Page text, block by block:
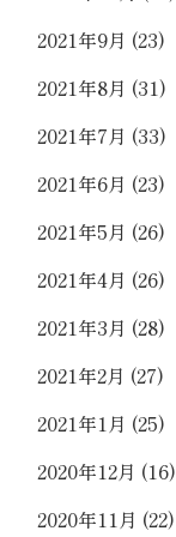
2021年9月 (23)
2021年8月 (31)
2021年7月 (33)
2021年6月 (23)
2021年5月 (26)
2021年4月 (26)
2021年3月 (28)
2021年2月 (27)
2021年1月 (25)
2020年12月 (16)
2020年11月 (22)